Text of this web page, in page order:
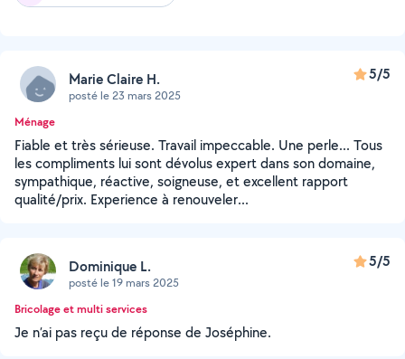
Marie Claire H.
posté le 23 mars 2025
5/5
Ménage
Fiable et très sérieuse. Travail impeccable. Une perle... Tous
les compliments lui sont dévolus expert dans son domaine,
sympathique, réactive, soigneuse, et excellent rapport
qualité/prix. Experience à renouveler...
Dominique L.
posté le 19 mars 2025
5/5
Bricolage et multi services
Je n’ai pas reçu de réponse de Joséphine.